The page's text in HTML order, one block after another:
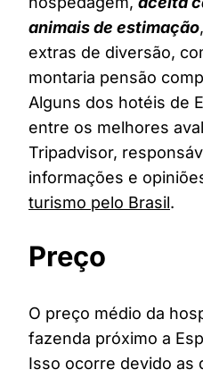
animais de estimação
extras de diversão,
montaria pensão
Alguns dos hotéis de
entre os melhores
Tripadvisor,
informações e
turismo pelo Brasil.
Preço
O preço médio da
fazenda próximo a
Isso ocorre devido as